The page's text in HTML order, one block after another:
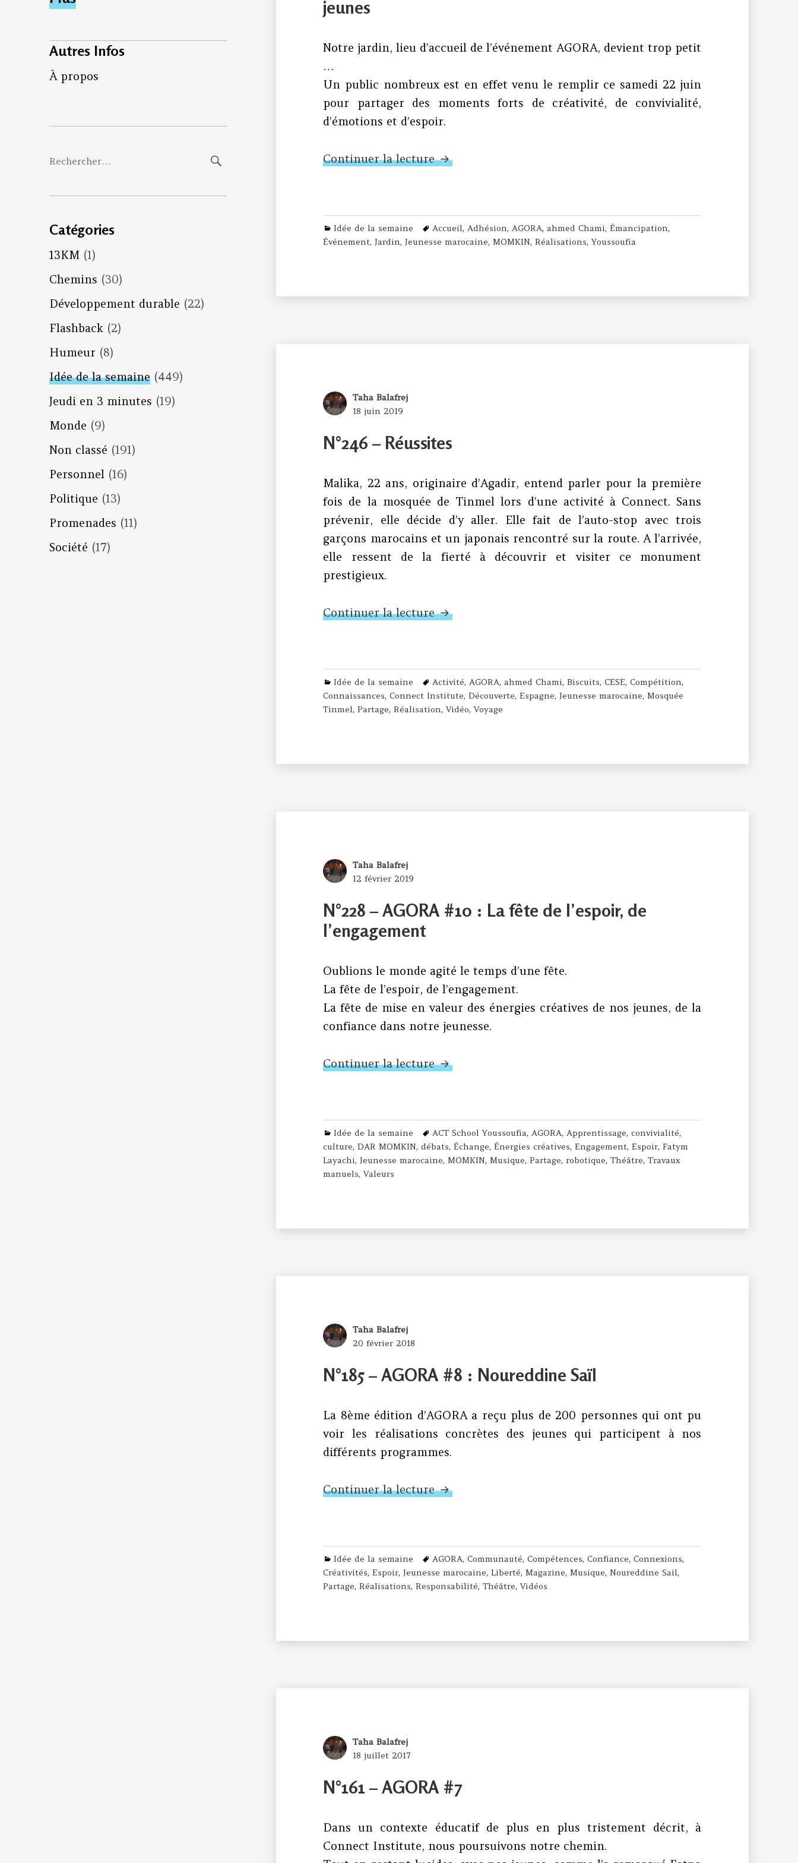
Autres Infos
À propos
Rechercher :
Catégories
13KM(1)
Chemins (30)
Développement durable (22)
Flashback (2)
Humeur (8)
Idée de la semaine(449)
Jeudi en 3 minutes (19)
Monde (9)
Non classé (191)
Personnel (16)
Politique (13)
Promenades (11)
Société (17)
jeunes
Notre jardin, lieu d’accueil de l’événement AGORA, devient trop petit
…
Un public nombreux est en effet venu le remplir ce samedi 22 juin
pour partager des moments forts de créativité, de convivialité,
d’émotions et d’espoir.
Continuer la lectureN°247 – AGORA #11 : Ahmed Chami rencontre nos jeunes
Categories
Idée de la semaine Tags
Accueil,Adhésion,AGORA,ahmed Chami,Émancipation,
Événement,Jardin,Jeunesse marocaine,MOMKIN,Réalisations,Youssoufia
Author
Taha Balafrej
Posted
18 juin 2019
N°246 – Réussites
Malika, 22 ans, originaire d’Agadir, entend parler pour la première
fois de la mosquée de Tinmel lors d’une activité à Connect. Sans
prévenir, elle décide d’y aller. Elle fait de l’auto-stop avec trois
garçons marocains et un japonais rencontré sur la route. A l’arrivée,
elle ressent de la fierté à découvrir et visiter ce monument
prestigieux.
Continuer la lectureN°246 – Réussites
Categories
Idée de la semaine Tags
Activité,AGORA,ahmed Chami,Biscuits,CESE,Compétition,
Connaissances,Connect Institute,Découverte,Espagne,Jeunesse marocaine,Mosquée
Tinmel,Partage,Réalisation,Vidéo,Voyage
Author
Taha Balafrej
Posted
12 février 2019
N°228 – AGORA #10 : La fête de l’espoir, de
l’engagement
Oublions le monde agité le temps d’une fête.
La fête de l’espoir, de l’engagement.
La fête de mise en valeur des énergies créatives de nos jeunes, de la
confiance dans notre jeunesse.
Continuer la lectureN°228 – AGORA #10 : La fête de l’espoir, de l’engagement
Categories
Idée de la semaine Tags
ACT School Youssoufia,AGORA,Apprentissage,convivialité,
culture,DAR MOMKIN,débats,Échange,Énergies créatives,Engagement,Espoir,Fatym
Layachi,Jeunesse marocaine,MOMKIN,Musique,Partage,robotique,Théâtre,Travaux
manuels,Valeurs
Author
Taha Balafrej
Posted
20 février 2018
N°185 – AGORA #8 : Noureddine Saïl
La 8ème édition d’AGORA a reçu plus de 200 personnes qui ont pu
voir les réalisations concrètes des jeunes qui participent à nos
différents programmes.
Continuer la lectureN°185 – AGORA #8 : Noureddine Saïl
Categories
Idée de la semaine Tags
AGORA,Communauté,Compétences,Confiance,Connexions,
Créativités,Espoir,Jeunesse marocaine,Liberté,Magazine,Musique,Noureddine Sail,
Partage,Réalisations,Responsabilité,Théâtre,Vidéos
Author
Taha Balafrej
Posted
18 juillet 2017
N°161 – AGORA #7
Dans un contexte éducatif de plus en plus tristement décrit, à
Connect Institute, nous poursuivons notre chemin.